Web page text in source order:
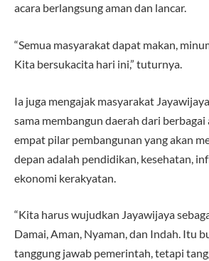
acara berlangsung aman dan lancar.
“Semua masyarakat dapat makan,
Kita bersukacita hari ini,” tuturnya.
Ia juga mengajak masyarakat
sama membangun daerah dari
empat pilar pembangunan yang akan
depan adalah pendidikan, kesehatan,
ekonomi kerakyatan.
“Kita harus wujudkan Jayawijaya
Damai, Aman, Nyaman, dan Indah. Itu
tanggung jawab pemerintah, tetapi